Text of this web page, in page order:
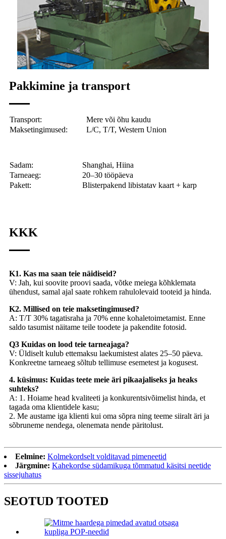
Pakkimine ja transport
Transport:
Mere või õhu kaudu
Maksetingimused:
L/C, T/T, Western Union
Sadam:
Shanghai, Hiina
Tarneaeg:
20–30 tööpäeva
Pakett:
Blisterpakend libistatav kaart + karp
KKK
K1. Kas ma saan teie näidiseid?
V: Jah, kui soovite proovi saada, võtke meiega kõhklemata
ühendust, samal ajal saate rohkem rahulolevaid tooteid ja hinda.
K2. Millised on teie maksetingimused?
A: T/T 30% tagatisraha ja 70% enne kohaletoimetamist. Enne
saldo tasumist näitame teile toodete ja pakendite fotosid.
Q3 Kuidas on lood teie tarneajaga?
V: Üldiselt kulub ettemaksu laekumistest alates 25–50 päeva.
Konkreetne tarneaeg sõltub tellimuse esemetest ja kogusest.
4. küsimus: Kuidas teete meie äri pikaajaliseks ja heaks
suhteks?
A: 1. Hoiame head kvaliteeti ja konkurentsivõimelist hinda, et
tagada oma klientidele kasu;
2. Me austame iga klienti kui oma sõpra ning teeme siiralt äri ja
sõbruneme nendega, olenemata nende päritolust.
Eelmine: Kolmekordselt volditavad pimeneetid
Järgmine: Kahekordse südamikuga tõmmatud käsitsi neetide
sissejuhatus
SEOTUD TOOTED